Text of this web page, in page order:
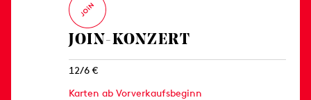
JOIN-KONZERT
12/6 €
Karten ab Vorverkaufsbeginn